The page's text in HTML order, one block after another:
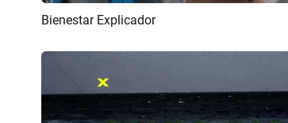
Previsualizar
Bienestar Explicador